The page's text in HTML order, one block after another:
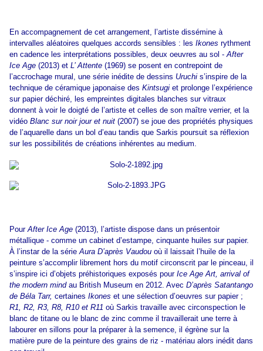
En accompagnement de cet arrangement, l’artiste dissémine à
intervalles aléatoires quelques accords sensibles : les Ikones rythment
en cadence les interprétations possibles, deux oeuvres au sol -After
Ice Age (2013) et L’ Attente (1969) se posent en contrepoint de
l’accrochage mural, une série inédite de dessins Uruchi s’inspire de la
technique de céramique japonaise des Kintsugi et prolonge l’expérience
sur papier déchiré, les empreintes digitales blanches sur vitraux
donnent à voir le doigté de l’artiste et celles de son maître verrier, et la
vidéo Blanc sur noir jour et nuit (2007) se joue des propriétés physiques
de l’aquarelle dans un bol d’eau tandis que Sarkis poursuit sa réflexion
sur les possibilités de créations inhérentes au medium.
PourAfter Ice Age (2013), l’artiste dispose dans un présentoir
métallique - comme un cabinet d’estampe, cinquante huiles sur papier.
À l’instar de la sérieAura D’après Vaudou où il laissait l’huile de la
peinture s’accomplir librement hors du motif circonscrit par le pinceau, il
s’inspire ici d’objets préhistoriques exposés pour Ice Age Art, arrival of
the modern mindau British Museum en 2012. Avec D’après Satantango
de Béla Tarr, certaines Ikones et une sélection d’oeuvres sur papier ;
R1, R2, R3, R8, R10 et R11 où Sarkis travaille avec circonspection le
blanc de titane ou le blanc de zinc comme il travaillerait une terre à
labourer en sillons pour la préparer à la semence, il égrène sur la
matière pure de la peinture des grains de riz - matériau alors inédit dans